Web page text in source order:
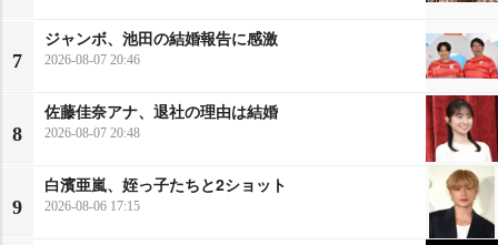
7
ジャンボ、池田の結婚報告に感激
2026-08-07 20:46
8
佐藤佳奈アナ、退社の理由は結婚
2026-08-07 20:48
9
白濱亜嵐、姪っ子たちと2ショット
2026-08-06 17:15